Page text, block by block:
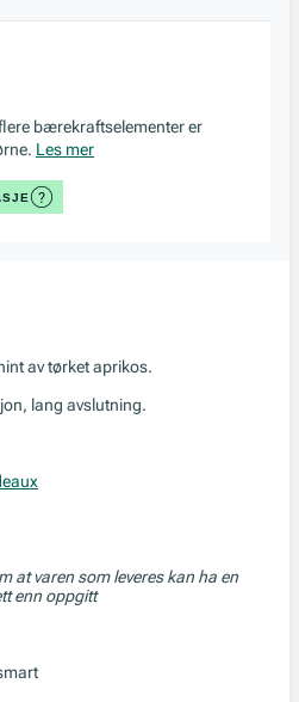
bærekraftselementer er
Les mer
av tørket aprikos.
lang avslutning.
at varen som leveres kan ha en
enn oppgitt